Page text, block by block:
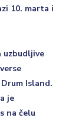
10. marta i
uzbudljive
Island.
je
na čelu